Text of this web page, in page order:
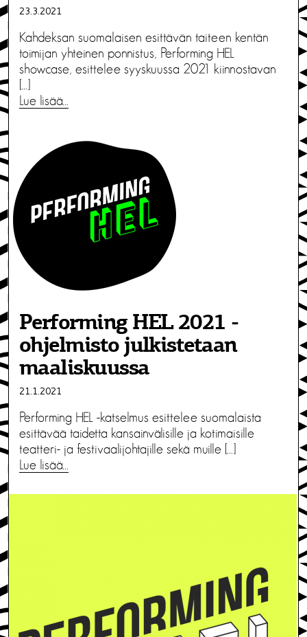
23.3.2021
Kahdeksan suomalaisen esittävän taiteen kentän
toimijan yhteinen ponnistus, Performing HEL
showcase, esittelee syyskuussa 2021 kiinnostavan
Lue lisää…
Performing HEL 2021 -
ohjelmisto julkistetaan
maaliskuussa
21.1.2021
Performing HEL -katselmus esittelee suomalaista
esittävää taidetta kansainvälisille ja kotimaisille
teatteri- ja festivaalijohtajille sekä muille […]
Lue lisää…